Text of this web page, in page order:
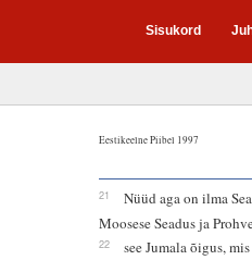
Sisukord
Eestikeelne Piibel 1997
21
Nüüd aga on ilma
Moosese Seadus ja
22
see Jumala õigus,